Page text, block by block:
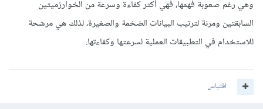
وهي رغم صعوبة فهمها، فهي أكثر كفاءة وسرعة من الخوارزميتين
السابقتين ومرنة لترتيب البيانات الضخمة والصغيرة، لذلك هي مرشحة
للاستخدام في التطبيقات العملية لسرعتها وكفاءتها.
اقتباس